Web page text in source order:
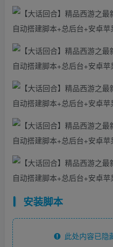
安装脚本
此处内容已隐